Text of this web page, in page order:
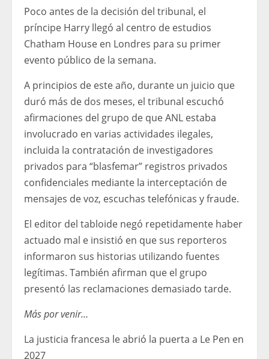
Poco antes de la decisión del tribunal, el
príncipe Harry llegó al centro de estudios
Chatham House en Londres para su primer
evento público de la semana.
A principios de este año, durante un juicio que
duró más de dos meses, el tribunal escuchó
afirmaciones del grupo de que ANL estaba
involucrado en varias actividades ilegales,
incluida la contratación de investigadores
privados para “blasfemar” registros privados
confidenciales mediante la interceptación de
mensajes de voz, escuchas telefónicas y fraude.
El editor del tabloide negó repetidamente haber
actuado mal e insistió en que sus reporteros
informaron sus historias utilizando fuentes
legítimas. También afirman que el grupo
presentó las reclamaciones demasiado tarde.
Más por venir…
La justicia francesa le abrió la puerta a Le Pen en
2027